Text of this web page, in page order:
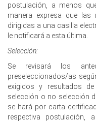
postulación, a menos
manera expresa que las
dirigidas a una casilla
le notificará a esta última.
Selección:
Se revisará los
preseleccionados/as
exigidos y resultados
selección o no selección
se hará por carta
respectiva postulación,